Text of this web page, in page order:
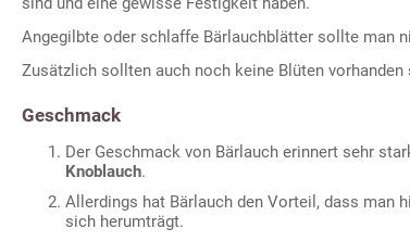
Angegilbte oder schlaffe Bärlauchblätter sollte man
Zusätzlich sollten auch noch keine Blüten vorhanden
Geschmack
Der Geschmack von Bärlauch erinnert sehr
Knoblauch.
Allerdings hat Bärlauch den Vorteil, dass man
sich herumträgt.